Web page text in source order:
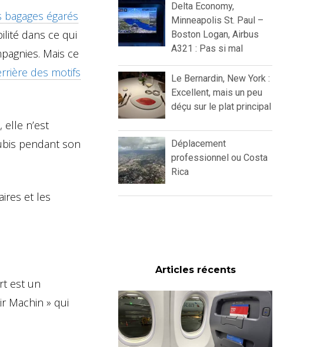
égarés
dans ce qui
Mais ce
des motifs
elle n’est
pendant son
et les
est un
Machin » qui
Delta Economy,
Minneapolis St. Paul –
Boston Logan, Airbus
A321 : Pas si mal
Le Bernardin, New York :
Excellent, mais un peu
déçu sur le plat principal
Déplacement
professionnel ou Costa
Rica
Articles récents